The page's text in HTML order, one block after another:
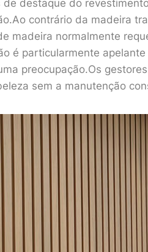
destaque do
contrário da madeira
madeira normalmente
é particularmente
preocupação.Os
sem a manutenção